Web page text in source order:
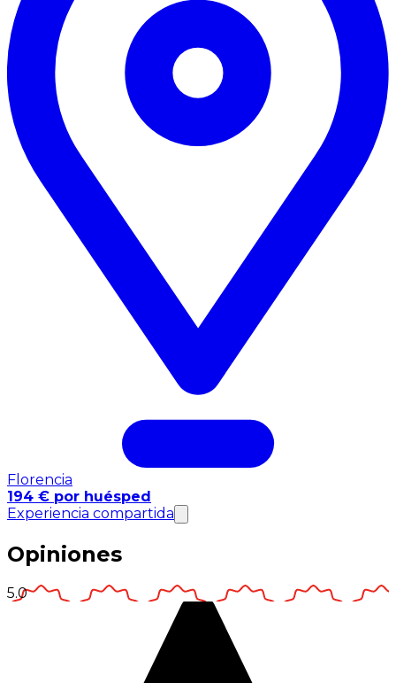
Florencia
194 € por huésped
Experiencia compartida
Opiniones
5.0